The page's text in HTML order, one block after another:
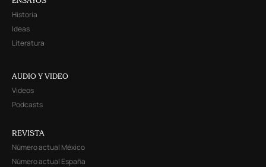
Historia
Ideas
Literatura
AUDIO Y VIDEO
Videos
Podcasts
REVISTA
Número actual México
Número actual España